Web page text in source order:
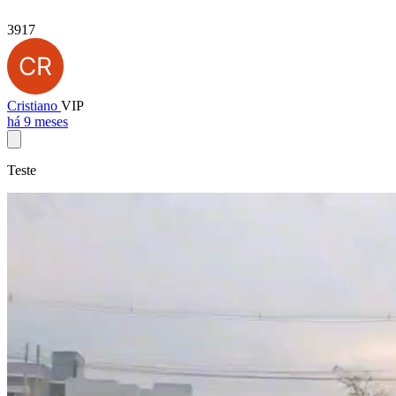
3917
Cristiano VIP
há 9 meses
Teste